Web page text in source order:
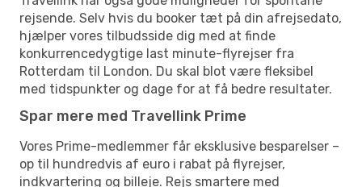
rejsende. Selv hvis du booker tæt på din afrejsedato,
hjælper vores tilbudsside dig med at finde
konkurrencedygtige last minute-flyrejser fra
Rotterdam til London. Du skal blot være fleksibel
med tidspunkter og dage for at få bedre resultater.
Spar mere med Travellink Prime
Vores Prime-medlemmer får eksklusive besparelser –
op til hundredvis af euro i rabat på flyrejser,
indkvartering og billeje. Rejs smartere med